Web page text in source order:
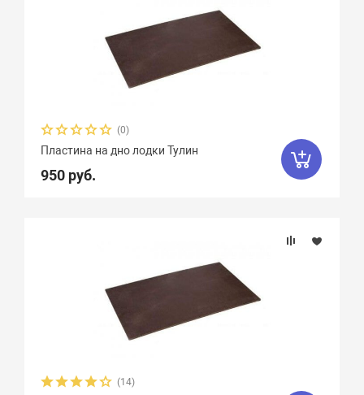
(0)
Пластина на дно лодки Тулин
950 руб.
(14)